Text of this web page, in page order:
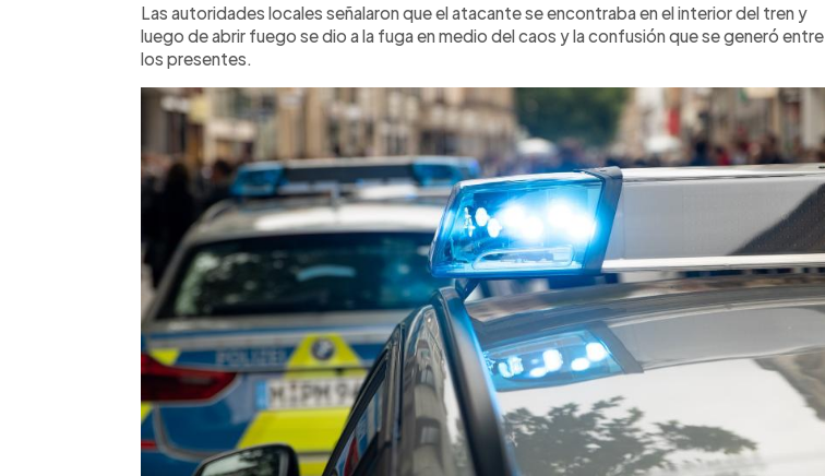
Las autoridades locales señalaron que el atacante se encontraba en el interior del tren y
luego de abrir fuego se dio a la fuga en medio del caos y la confusión que se generó entre
los presentes.